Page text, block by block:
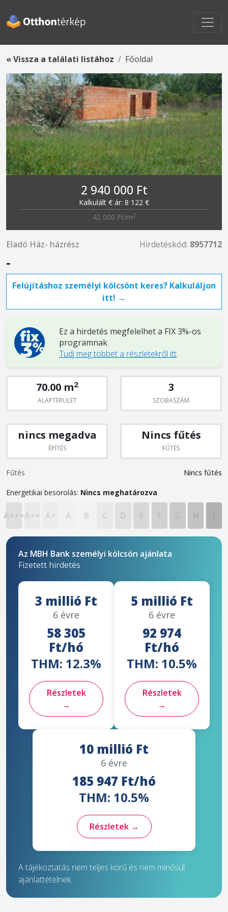
« Vissza a találati listához Főoldal
2 940 000 Ft
Kalkulált € ár: 8 122 €
42 000 Ft/m2
Eladó Ház- házrész Hirdetéskód: 8957712
-
Felújításhoz személyi kölcsönt keres? Kalkuláljon
itt! →
Ez a hirdetés megfelelhet a FIX 3%-os
programnak.
Tudj meg többet a részletekről itt.
70.00 m2
ALAPTERÜLET
3
SZOBASZÁM
nincs megadva
ÉPÍTÉS
Nincs fűtés
FŰTÉS
Fűtés Nincs fűtés
Energetikai besorolás: Nincs meghatározva
A+++A++ A+ A B C D
Az MBH Bank személyi kölcsön ajánlata
Fizetett hirdetés
3 millió Ft
6 évre
58 305
Ft/hó
THM: 12.3%
Részletek
→
5 millió Ft
6 évre
92 974
Ft/hó
THM: 10.5%
Részletek
→
10 millió Ft
6 évre
185 947 Ft/hó
THM: 10.5%
Részletek →
A tájékoztatás nem teljes körű és nem minősül
ajánlattételnek.